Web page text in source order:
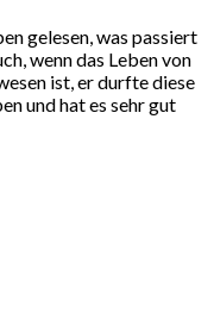
gelesen, was passiert
wenn das Leben von
ist, er durfte diese
und hat es sehr gut